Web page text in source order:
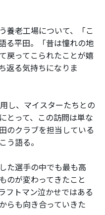
養老工場について、「こ
る平田。「昔は憧れの地
戻ってこられたことが嬉
返る気持ちになりま
し、マイスターたちとの
とって、この訪問は単な
のクラブを担当している
う語る。
た選手の中でも最も高
のが変わってきたこと
フトマン泣かせではある
らも向き合っていきた